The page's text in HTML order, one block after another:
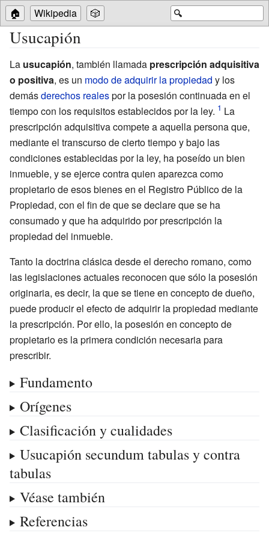
🔍
🏠 Wikipedia 🎲
Usucapión
La usucapión, también llamada prescripción adquisitiva
o positiva, es un modo de adquirir la propiedad y los
demásderechos realespor la posesión continuada en el
tiempo con los requisitos establecidos por la ley.
La
prescripción adquisitiva compete a aquella persona que,
mediante el transcurso de cierto tiempo y bajo las
condiciones establecidas por la ley, ha poseído un bien
inmueble, y se ejerce contra quien aparezca como
propietario de esos bienes en el Registro Público de la
Propiedad, con el fin de que se declare que se ha
consumado y que ha adquirido por prescripción la
propiedad del inmueble.
Tanto la doctrina clásica desde el derecho romano, como
las legislaciones actuales reconocen que sólo la posesión
originaria, es decir, la que se tiene en concepto de dueño,
puede producir el efecto de adquirir la propiedad mediante
la prescripción. Por ello, la posesión en concepto de
propietario es la primera condición necesaria para
prescribir.
Fundamento
Orígenes
Clasificación y cualidades
Usucapión secundum tabulas y contra
tabulas
Véase también
Referencias